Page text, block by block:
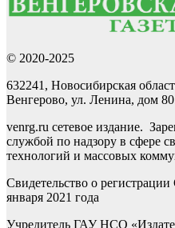
© 2020-2025
632241, Новосибирская
Венгерово, ул. Ленина, дом
venrg.ru сетевое издание.
службой по надзору в сфере
технологий и массовых
Свидетельство о
января 2021 года
Учредитель ГАУ НСО